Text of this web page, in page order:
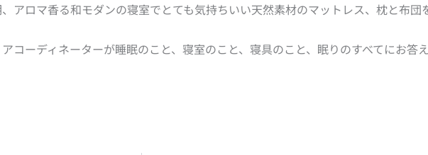
アロマ香る和モダンの寝室でとても気持ちいい天然素材のマットレス、枕と布団
コーディネーターが睡眠のこと、寝室のこと、寝具のこと、眠りのすべてにお答え